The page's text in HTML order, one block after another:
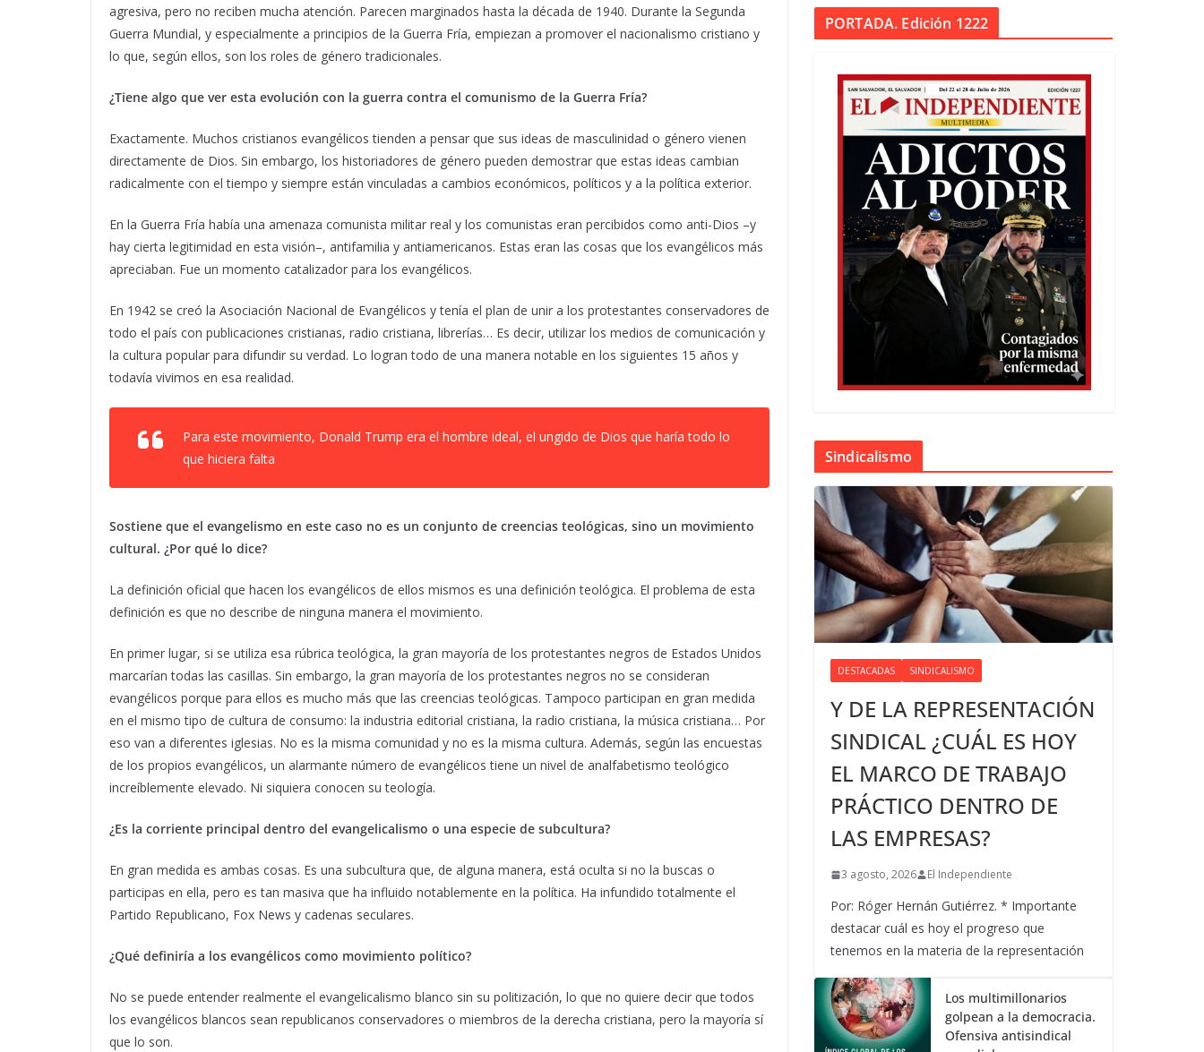
agresiva, pero no reciben mucha atención. Parecen marginados hasta la década de 1940. Durante la Segunda
Guerra Mundial, y especialmente a principios de la Guerra Fría, empiezan a promover el nacionalismo cristiano y
lo que, según ellos, son los roles de género tradicionales.
¿Tiene algo que ver esta evolución con la guerra contra el comunismo de la Guerra Fría?
Exactamente. Muchos cristianos evangélicos tienden a pensar que sus ideas de masculinidad o género vienen
directamente de Dios. Sin embargo, los historiadores de género pueden demostrar que estas ideas cambian
radicalmente con el tiempo y siempre están vinculadas a cambios económicos, políticos y a la política exterior.
En la Guerra Fría había una amenaza comunista militar real y los comunistas eran percibidos como anti-Dios –y
hay cierta legitimidad en esta visión–, antifamilia y antiamericanos. Estas eran las cosas que los evangélicos más
apreciaban. Fue un momento catalizador para los evangélicos.
En 1942 se creó la Asociación Nacional de Evangélicos y tenía el plan de unir a los protestantes conservadores de
todo el país con publicaciones cristianas, radio cristiana, librerías… Es decir, utilizar los medios de comunicación y
la cultura popular para difundir su verdad. Lo logran todo de una manera notable en los siguientes 15 años y
todavía vivimos en esa realidad.
Para este movimiento, Donald Trump era el hombre ideal, el ungido de Dios que haría todo lo
que hiciera falta
Sostiene que el evangelismo en este caso no es un conjunto de creencias teológicas, sino un movimiento
cultural. ¿Por qué lo dice?
La definición oficial que hacen los evangélicos de ellos mismos es una definición teológica. El problema de esta
definición es que no describe de ninguna manera el movimiento.
En primer lugar, si se utiliza esa rúbrica teológica, la gran mayoría de los protestantes negros de Estados Unidos
marcarían todas las casillas. Sin embargo, la gran mayoría de los protestantes negros no se consideran
evangélicos porque para ellos es mucho más que las creencias teológicas. Tampoco participan en gran medida
en el mismo tipo de cultura de consumo: la industria editorial cristiana, la radio cristiana, la música cristiana… Por
eso van a diferentes iglesias. No es la misma comunidad y no es la misma cultura. Además, según las encuestas
de los propios evangélicos, un alarmante número de evangélicos tiene un nivel de analfabetismo teológico
increíblemente elevado. Ni siquiera conocen su teología.
¿Es la corriente principal dentro del evangelicalismo o una especie de subcultura?
En gran medida es ambas cosas. Es una subcultura que, de alguna manera, está oculta si no la buscas o
participas en ella, pero es tan masiva que ha influido notablemente en la política. Ha infundido totalmente el
Partido Republicano, Fox News y cadenas seculares.
¿Qué definiría a los evangélicos como movimiento político?
No se puede entender realmente el evangelicalismo blanco sin su politización, lo que no quiere decir que todos
los evangélicos blancos sean republicanos conservadores o miembros de la derecha cristiana, pero la mayoría sí
que lo son.
PORTADA. Edición 1222
Sindicalismo
DESTACADAS SINDICALISMO
Y DE LA REPRESENTACIÓN
SINDICAL ¿CUÁL ES HOY
EL MARCO DE TRABAJO
PRÁCTICO DENTRO DE
LAS EMPRESAS?
3 agosto, 2026 El Independiente
Por: Róger Hernán Gutiérrez. * Importante
destacar cuál es hoy el progreso que
tenemos en la materia de la representación
Los multimillonarios
golpean a la democracia.
Ofensiva antisindical